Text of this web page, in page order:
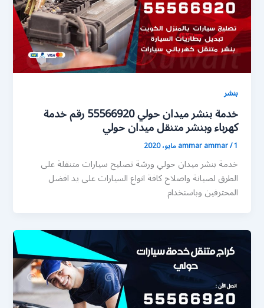
بنشر
خدمة بنشر ميدان حولي 55566920 رقم خدمة
كهرباء وبنشر متنقل ميدان حولي
ammar ammar/1 مايو، 2020
خدمة بنشر ميدان حولي ورشة تصليح سيارات متنقلة على
الطرق لصيانة واصلاح كافة انواع السيارات على يد افضل
المحترفين وباستخدام